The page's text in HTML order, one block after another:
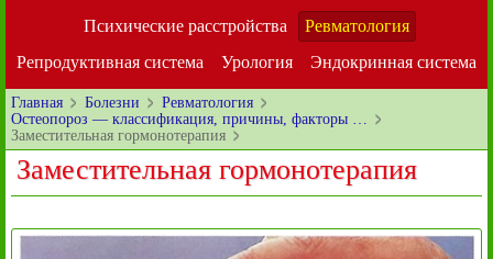
Психические расстройства
Ревматология
Репродуктивная система
Урология Эндокринная система
Главная Болезни
Ревматология
Остеопороз — классификация, причины, факторы …
Заместительная гормонотерапия
Заместительная гормонотерапия